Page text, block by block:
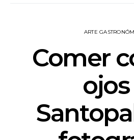
ARTE
Comer
ojos